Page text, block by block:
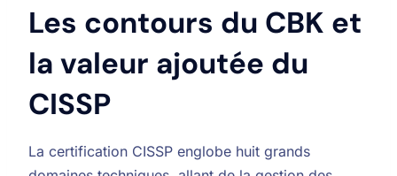
Les contours du CBK et
la valeur ajoutée du
CISSP
La certification CISSP englobe huit grands